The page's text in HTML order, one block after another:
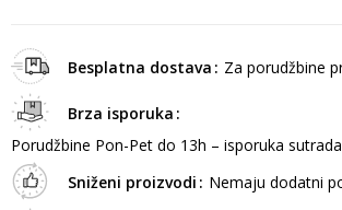
Besplatna dostava Za porudžbine
Brza isporuka
Porudžbine Pon-Pet do 13h – isporuka
Sniženi proizvodi
Nemaju dodatni